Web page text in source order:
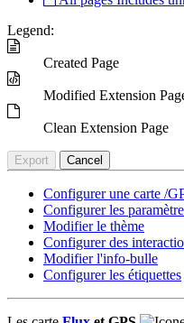
Legend:
Created Page
Modified Extension
Clean Extension Page
Export Cancel
Configurer une carte /
Configurer les
Modifier le thème
Configurer des
Modifier l'info-bulle
Configurer les étiquettes